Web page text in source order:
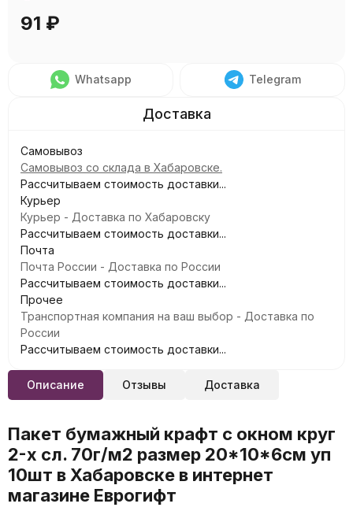
91 ₽
Whatsapp Telegram
Самовывоз
Самовывоз со склада в Хабаровске.
Рассчитываем стоимость доставки...
Курьер
Курьер - Доставка по Хабаровску
Рассчитываем стоимость доставки...
Почта
Почта России - Доставка по России
Рассчитываем стоимость доставки...
Прочее
Транспортная компания на ваш выбор - Доставка по
России
Рассчитываем стоимость доставки...
Описание Отзывы Доставка
Пакет бумажный крафт с окном круг
2-х сл. 70г/м2 размер 20*10*6см уп
10шт в Хабаровске в интернет
магазине Еврогифт